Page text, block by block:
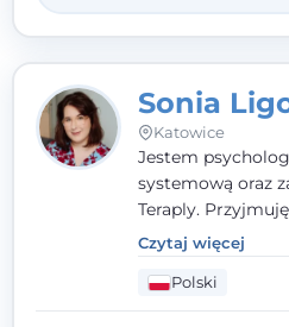
Sonia
Katowice
Jestem
systemową oraz
Teraply.
rodziny,
indywidualnych
w drzemiące w
pozwolą Ci wyjść
Czytaj więcej
Polski